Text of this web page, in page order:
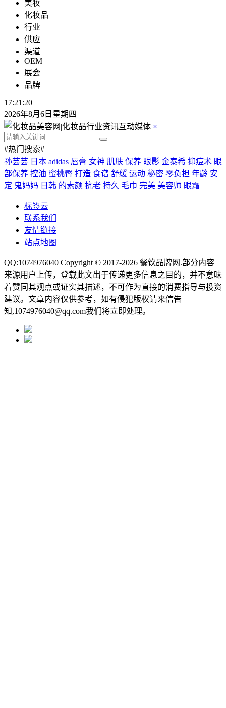
美妆
化妆品
行业
供应
渠道
OEM
展会
品牌
17:21:22
2026年8月6日星期四
×
#热门搜索#
孙芸芸 日本 adidas 唇膏 女神 肌肤 保养 眼影 金泰希 抑痘术 眼
部保养 控油 蜜桃臀 打造 食谱 舒缓 运动 秘密 零负担 年龄 安
定 鬼妈妈 日韩 的素颜 抗老 持久 毛巾 完美 美容师 眼霜
标签云
联系我们
友情链接
站点地图
QQ:1074976040 Copyright © 2017-2026 餐饮品牌网 .部分内容
来源用户上传，登载此文出于传递更多信息之目的，并不意味
着赞同其观点或证实其描述，不可作为直接的消费指导与投资
建议。文章内容仅供参考，如有侵犯版权请来信告
知,1074976040@qq.com我们将立即处理。